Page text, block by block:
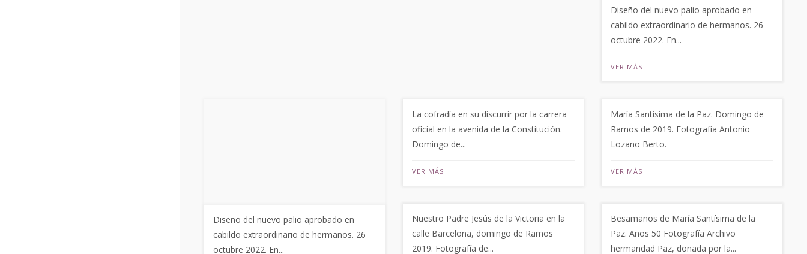
Diseño del nuevo palio aprobado en
cabildo extraordinario de hermanos. 26
octubre 2022. En...
VER MÁS
Diseño del nuevo palio aprobado en
cabildo extraordinario de hermanos. 26
octubre 2022. En...
La cofradía en su discurrir por la carrera
oficial en la avenida de la Constitución.
Domingo de...
VER MÁS
María Santísima de la Paz. Domingo de
Ramos de 2019. Fotografía Antonio
Lozano Berto.
VER MÁS
Nuestro Padre Jesús de la Victoria en la
calle Barcelona, domingo de Ramos
2019. Fotografía de...
Besamanos de María Santísima de la
Paz. Años 50 Fotografía Archivo
hermandad Paz, donada por la...